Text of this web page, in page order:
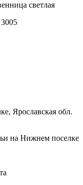
светлая
Ярославская обл.
на Нижнем поселке